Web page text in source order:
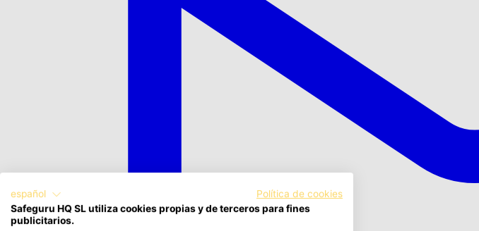
español
Política de cookies
Safeguru HQ SL utiliza cookies propias y de terceros para fines
publicitarios.